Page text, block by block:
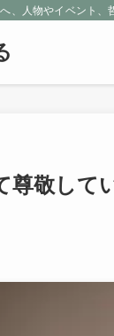
、人物やイベント
尊敬して